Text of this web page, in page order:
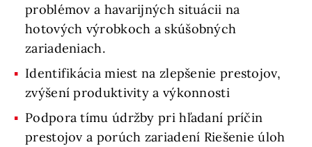
problémov a havarijných situácii na
hotových výrobkoch a skúšobných
zariadeniach.
Identifikácia miest na zlepšenie prestojov,
zvýšení produktivity a výkonnosti
Podpora tímu údržby pri hľadaní príčin
prestojov a porúch zariadení Riešenie úloh